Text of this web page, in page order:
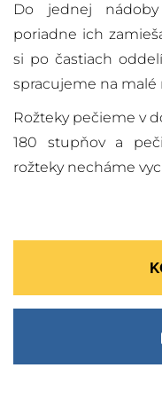
Do jednej
poriadne ich
si po častiach
spracujeme na malé
Rožteky pečieme v
180 stupňov a
rožteky necháme